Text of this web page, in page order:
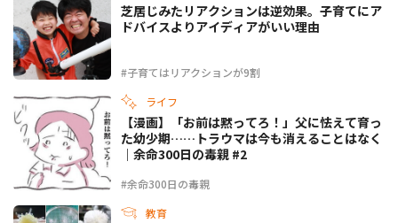
#子育てはリアクションが9割
芝居じみたリアクションは逆効果。子育てにア
ドバイスよりアイディアがいい理由
ライフ
#余命300日の毒親
【漫画】「お前は黙ってろ！」父に怯えて育っ
た幼少期……トラウマは今も消えることはなく
｜余命300日の毒親 #2
教育